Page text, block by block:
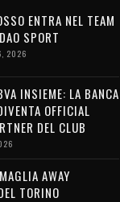
ENTRA NEL TEAM
SPORT
2026
INSIEME: LA BANCA
OFFICIAL
DEL CLUB
AWAY
TORINO